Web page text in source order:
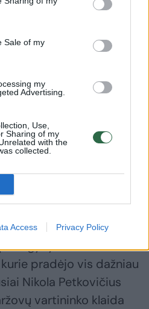
Sale of my
my
Advertising.
Use,
Sharing of my
with the
collected.
Access Privacy Policy
sekundžių, tačiau tai
Jau 3-ąją rungtynių
paskyrė 11
vartus, o
M. Šego gavo progą
m. baudinį, tačiau
atspėjo, jog
vartų kampą ir
antrojo įvarčio.
gyvybės ir kitiems
pradėjo vis dažniau
Nikola Petkovičius
vartininko klaida